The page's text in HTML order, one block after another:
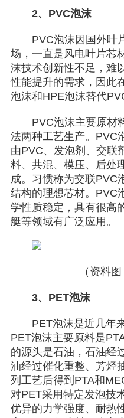
2、PVC泡沫
PVC泡沫因国外叶
场，一直是风电叶片芯
沫技术创新性不足，难
性能提升的需求，因此
泡沫和HPE泡沫替代
PVC泡沫主要原材
法两种工艺生产。PVC
由PVC、发泡剂、交联
料、共混、模压、后处
成。习惯称为交联PVC
结构的理想芯材。PVC
学性质稳定，具有很高
艇等领域有广泛应用。
（资料
3、PET泡沫
PET泡沫是近几年
PET泡沫主要原料是
的源头是石油，石油经
油经过催化重整、芳烃
列工艺后得到PTA和
对PET采用特定发泡技
优异的力学强度、耐热